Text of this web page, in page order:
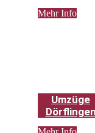
Mehr Info
Umzüge
Dörflingen